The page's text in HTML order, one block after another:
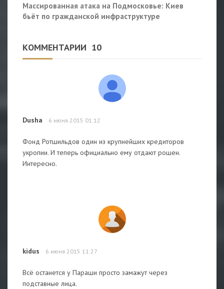
Массированная атака на Подмосковье: Киев
бьёт по гражданской инфраструктуре
КОММЕНТАРИИ 10
Dusha 6 июня 2015 01:12
Фонд Ротшильдов один из крупнейших кредиторов
укропии. И теперь официально ему отдают рошен.
Интересно.
kidus 6 июня 2015 11:27
Всё останется у Параши просто замажут через
подставные лица.